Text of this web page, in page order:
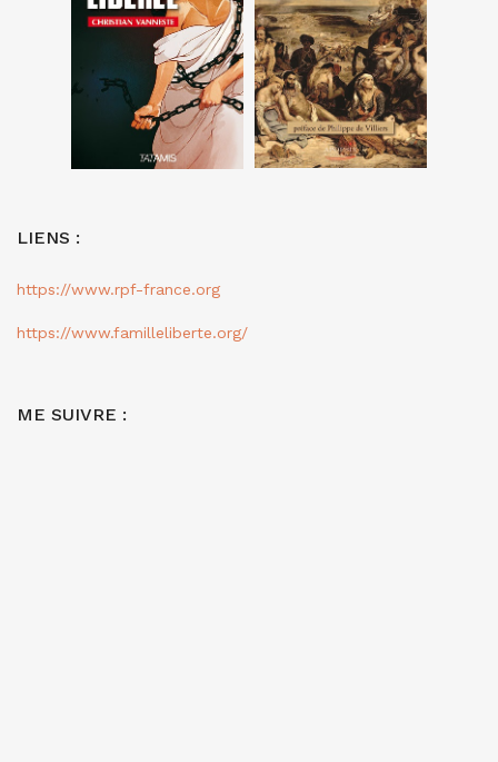
LIENS :
https://www.rpf-france.org
https://www.familleliberte.org/
ME SUIVRE :